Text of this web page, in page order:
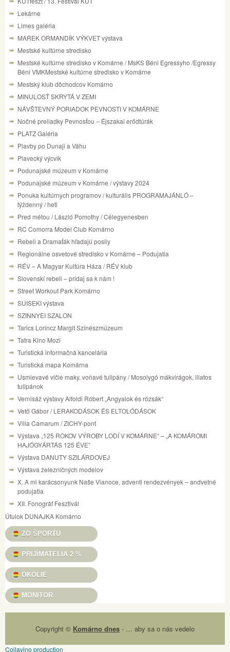
Lekárne
Limes galéria
MAREK ORMANDÍK VÝKVET výstava
Mestské kultúrne stredisko
Mestské kultúrne stredisko v Komárne / MsKS Béni Egressyho /Egressy
Béni VMKMestské kultúrne stredisko v Komárne
Mestský klub dôchodcov Komárno
MINULOSŤ SKRYTÁ V ZEMI
NÁVŠTEVNÝ PORIADOK PEVNOSTI V KOMÁRNE
Nočné preliadky Pevnosťou – Éjszakai erődtúrák
PLATZ Galéria
Plavby po Dunaji a Váhu
Plavecký výcvik
Podunajské múzeum v Komárne
Podunajské múzeum v Komárne / výstavy 2024
Ponuka kultúrnych programov / kulturális PROGRAMAJÁNLÓ –
týždenný / heti
Pred métou / László Pomothy / Célegyenesben
RC Comorra Model Club Komárno
Rebeli a Dramaťák hľadajú posily
Regionálne osvetové stredisko v Komárne – Podujatia
RÉV – A Magyar Kultúra Háza / RÉV klub
Slovenskí rebeli – pridaj sa k nám !
Street Workout Park Komárno
SUISEKI výstava
SZINNYEI SZALON
Tarics Lorincz Margit Szinészmúzeum
Tatra Kino Mozi
Turistická informačná kancelária
Turistická mapa Komárna
Usmievavé vlčie maky, voňavé tulipány / Mosolygó mákvirágok, illatos
tulipánok
Vernisáž výstavy Alfoldi Róbert „Angyalok és rózsák“
Vető Gábor / LERAKODÁSOK ÉS ELTOLÓDÁSOK
Villa Camarum / ZICHY-pont
Výstava „125 ROKOV VÝROBY LODÍ V KOMÁRNE“ – „A KOMÁROMI
HAJÓGYÁRTÁS 125 ÉVE”
Výstava DANUTY SZILÁRDOVEJ
Výstava železničných modelov
X. A mi karácsonyunk Naše Vianoce, adventi rendezvények – andvetné
podujatia
XII. Fonográf Fesztivál
Útulok DUNAJKA Komárno
ZO ŠPORTU
PRIJÍMATELIA 2 %
OKOLIE
MONITOR
Copyright © Komárno dnes - … aby sa o nás vedelo
Collavino production